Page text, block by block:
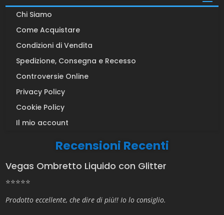
Chi Siamo
Come Acquistare
Condizioni di Vendita
Spedizione, Consegna e Recesso
Controversie Online
Privacy Policy
Cookie Policy
Il mio account
Recensioni Recenti
Vegas Ombretto Liquido con Glitter
⭐⭐⭐⭐⭐
Prodotto eccellente, che dire di più!! Io lo consiglio.